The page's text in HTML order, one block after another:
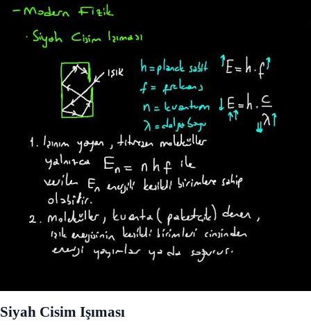
Siyah Cisim Işıması